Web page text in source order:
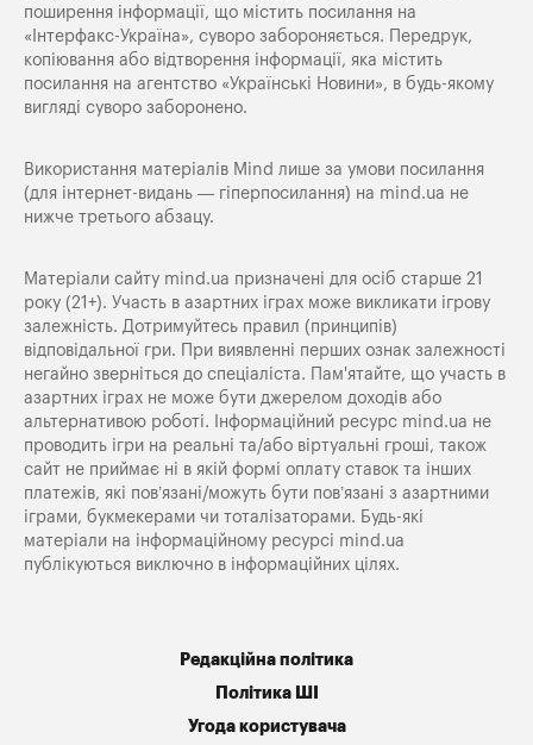
поширення iнформацiї, що мiстить посилання на
«Iнтерфакс-Україна», суворо забороняється. Передрук,
копіювання або відтворення інформації, яка містить
посилання на агентство «Українські Новини», в будь-якому
вигляді суворо заборонено.
Використання матеріалів Mind лише за умови посилання
(для інтернет-видань — гіперпосилання) на mind.ua не
нижче третього абзацу.
Матеріали сайту mind.ua призначені для осіб старше 21
року (21+). Участь в азартних іграх може викликати ігрову
залежність. Дотримуйтесь правил (принципів)
відповідальної гри. При виявленні перших ознак залежності
негайно зверніться до спеціаліста. Пам'ятайте, що участь в
азартних іграх не може бути джерелом доходів або
альтернативою роботі. Інформаційний ресурс mind.ua не
проводить ігри на реальні та/або віртуальні гроші, також
сайт не приймає ні в якій формі оплату ставок та інших
платежів, які пов’язані/можуть бути пов’язані з азартними
іграми, букмекерами чи тоталізаторами. Будь-які
матеріали на інформаційному ресурсі mind.ua
публікуються виключно в інформаційних цілях.
Редакційна політика
Політика ШІ
Угода користувача